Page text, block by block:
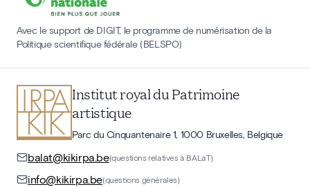
Avec le support de DIGIT, le programme de numérisation de la
Politique scientifique fédérale (BELSPO)
Institut royal du Patrimoine
artistique
Parc du Cinquantenaire 1, 1000 Bruxelles, Belgique
balat@kikirpa.be(questions relatives à BALaT)
info@kikirpa.be(questions générales)